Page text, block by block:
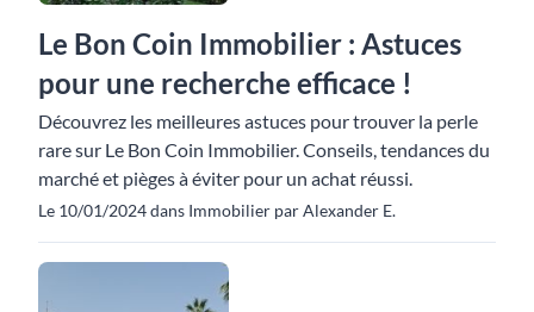
Le Bon Coin Immobilier : Astuces
pour une recherche efficace !
Découvrez les meilleures astuces pour trouver la perle
rare sur Le Bon Coin Immobilier. Conseils, tendances du
marché et pièges à éviter pour un achat réussi.
Le 10/01/2024 dans Immobilier par Alexander E.